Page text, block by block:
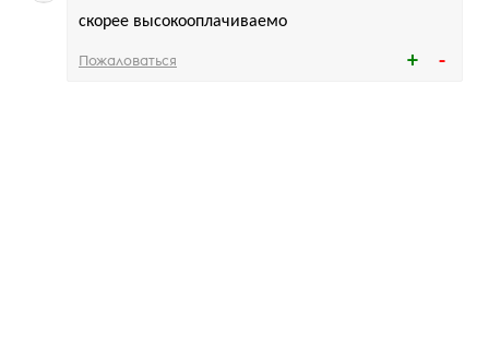
скорее высокооплачиваемо
Пожаловаться